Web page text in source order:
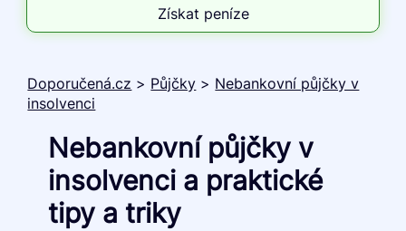
Získat peníze
Doporučená.cz > Půjčky > Nebankovní půjčky v
insolvenci
Nebankovní půjčky v
insolvenci a praktické
tipy a triky